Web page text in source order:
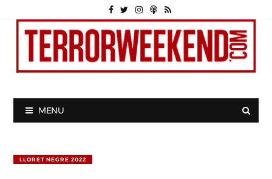
MENU
LLORET NEGRE 2022